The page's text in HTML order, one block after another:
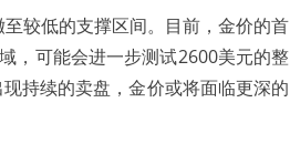
较低的支撑区间。目前，金价的首
，可能会进一步测试2600美元的整
持续的卖盘，金价或将面临更深的